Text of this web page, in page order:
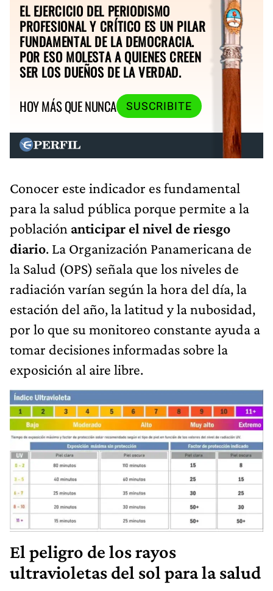
EL EJERCICIO DEL PERIODISMO
PROFESIONAL Y CRÍTICO ES UN PILAR
FUNDAMENTAL DE LA DEMOCRACIA.
POR ESO MOLESTA A QUIENES CREEN
SER LOS DUEÑOS DE LA VERDAD.
HOY MÁS QUE NUNCA
SUSCRIBITE
Conocer este indicador es fundamental
para la salud pública porque permite a la
población anticipar el nivel de riesgo
diario. La Organización Panamericana de
la Salud (OPS) señala que los niveles de
radiación varían según la hora del día, la
estación del año, la latitud y la nubosidad,
por lo que su monitoreo constante ayuda a
tomar decisiones informadas sobre la
exposición al aire libre.
El peligro de los rayos
ultravioletas del sol para la salud